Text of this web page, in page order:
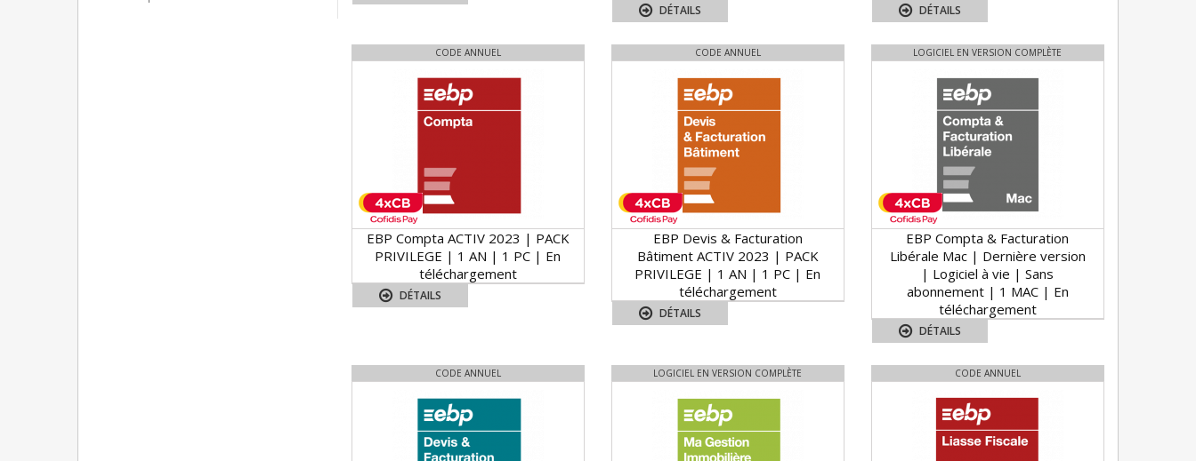
DÉTAILS DÉTAILS
CODE ANNUEL
EBP Compta ACTIV 2023 | PACK
PRIVILEGE | 1 AN | 1 PC | En
téléchargement
DÉTAILS
CODE ANNUEL
EBP Devis & Facturation
Bâtiment ACTIV 2023 | PACK
PRIVILEGE | 1 AN | 1 PC | En
téléchargement
DÉTAILS
LOGICIEL EN VERSION COMPLÈTE
EBP Compta & Facturation
Libérale Mac | Dernière version
| Logiciel à vie | Sans
abonnement | 1 MAC | En
téléchargement
DÉTAILS
CODE ANNUEL LOGICIEL EN VERSION COMPLÈTE CODE ANNUEL